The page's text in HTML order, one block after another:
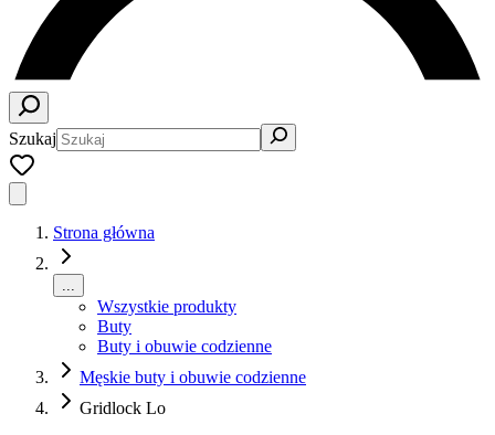
Szukaj
Strona główna
...
Wszystkie produkty
Buty
Buty i obuwie codzienne
Męskie buty i obuwie codzienne
Gridlock Lo